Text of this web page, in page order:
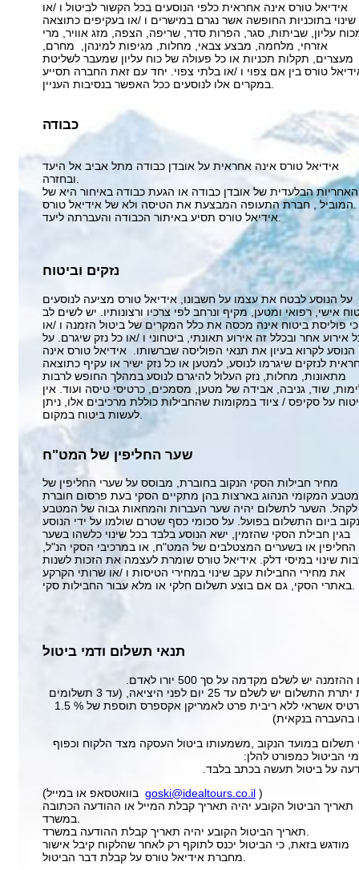
אידיאל טורס אינה אחראית כלפי הנוסעים בכל הקשור לביטול ו /או
שינוי בתוכניות החופשה אשר נגרם במישרים ו /או בעקיפים כתוצאה
עליון, שביתות, סגר, הפרות סדר, שריפה, הצפה, מזג אוויר, מרי
אזרחי, מלחמה, מבצע צבאי, מחלות, מגיפות למינהן, מחרם,
מעצרים, תקלות תכניות או כל פעולה של כוח עליון שמעבר לשליטת
טורס בין אם צפוי ו /או בלתי צפוי. יחד עם זאת החברה תסייע
במקרים אלו לנוסעים ככל האפשר בנסיבות העניין.
כבודה
אידיאל טורס אינה אחראית על אובדן כבודה מתל אביב אל היעד
האחריות הבלעדית של אובדן כבודה או הגעת כבודה באיחור היא של
המוביל , חברת התעופה המבצעת את הטיסה ולא של אידיאל טורס.
אידיאל טורס תסיע באיתור הכבודה והעברתה ליעד.
נזקים וביטוח
על הנוסע לבטח את עצמו על חשבונו, אידיאל טורס מציעה לנוסעים
אישי, רפואי ומטען, מקיף ונרחב לפי צרכיו ורצונותיו. יש לשים לב
כי פוליסת ביטוח אינה מכסה את כלל המקרים של ביטול הזמנה ו /או
אירוע אחר ובכלל זה אירוע תאונתי, ביטחוני ו /או כל נזק שיגרם. על
הנוסע לקרוא בעיון את תנאי הפוליסה שברשותו. אידיאל טורס אינה
לנזקים שיגרמו לנוסע, למטען או כל נזק ישיר או עקיף כתוצאה
מתאונות, מחלות, נזק העלול להיגרם לנוסע במהלך החופש לרבות
שוד, גניבה, אבידה של מטען, מסמכים, כרטיסי טיסה ועוד. אין
על סקיפס / ציוד במקומות שהחבילות כוללת מרכיבים אלו, ניתן
שער החליפין של המט"ח
מחיר חבילות הסקי הנקוב בחוברת, מבוסס על שערי החליפין של
המקומי הנהוג בארצות בהן מתקיים הסקי בעת פרסום חוברת
לקהל. השער לתשלום יהיה שער העברות והמחאות גבוה של המטבע
ביום התשלום בפועל. על סכומי כסף שטרם שולמו על ידי הנוסע
בגין חבילת הסקי שהזמין, ישא הנוסע בלבד בכל שינוי כלשהו בשער
החליפין או בשערים המצטלבים של המט"ח, או במרכיבי הסקי הנ"ל,
שינוי במיסי דלק. אידיאל טורס שומרת לעצמה את הזכות לשנות
את מחירי החבילות עקב שינוי במחירי הטיסות ו /או שרותי הקרקע
באתרי הסקי, גם אם בוצע תשלום חלקי או מלא עבור החבילות סקי.
תנאי תשלום ודמי ביטול
ההזמנה יש לשלם מקדמה על סך 500 יורו לאדם.
התשלום יש לשלם עד 25 יום לפני היציאה,
(עד 3 תשלומים
בכרטיס אשראי ללא ריבית פרט לאמריקן אקספרס תוספת של % 1.5
בהעברה בנקאית)
תשלום במועד הנקוב ,משמעותו ביטול העסקה מצד הלקוח וכפוף
הביטול כמפורט להלן:
על ביטול תעשה בכתב בלבד.
goski@idealtours.co.il )
תאריך הביטול הקובע יהיה תאריך קבלת המייל או ההודעה הכתובה
מודגש בזאת, כי הביטול יכנס לתוקף רק לאחר שהלקוח קיבל אישור